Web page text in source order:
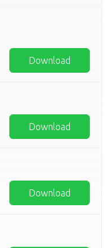
Download
Download
Download